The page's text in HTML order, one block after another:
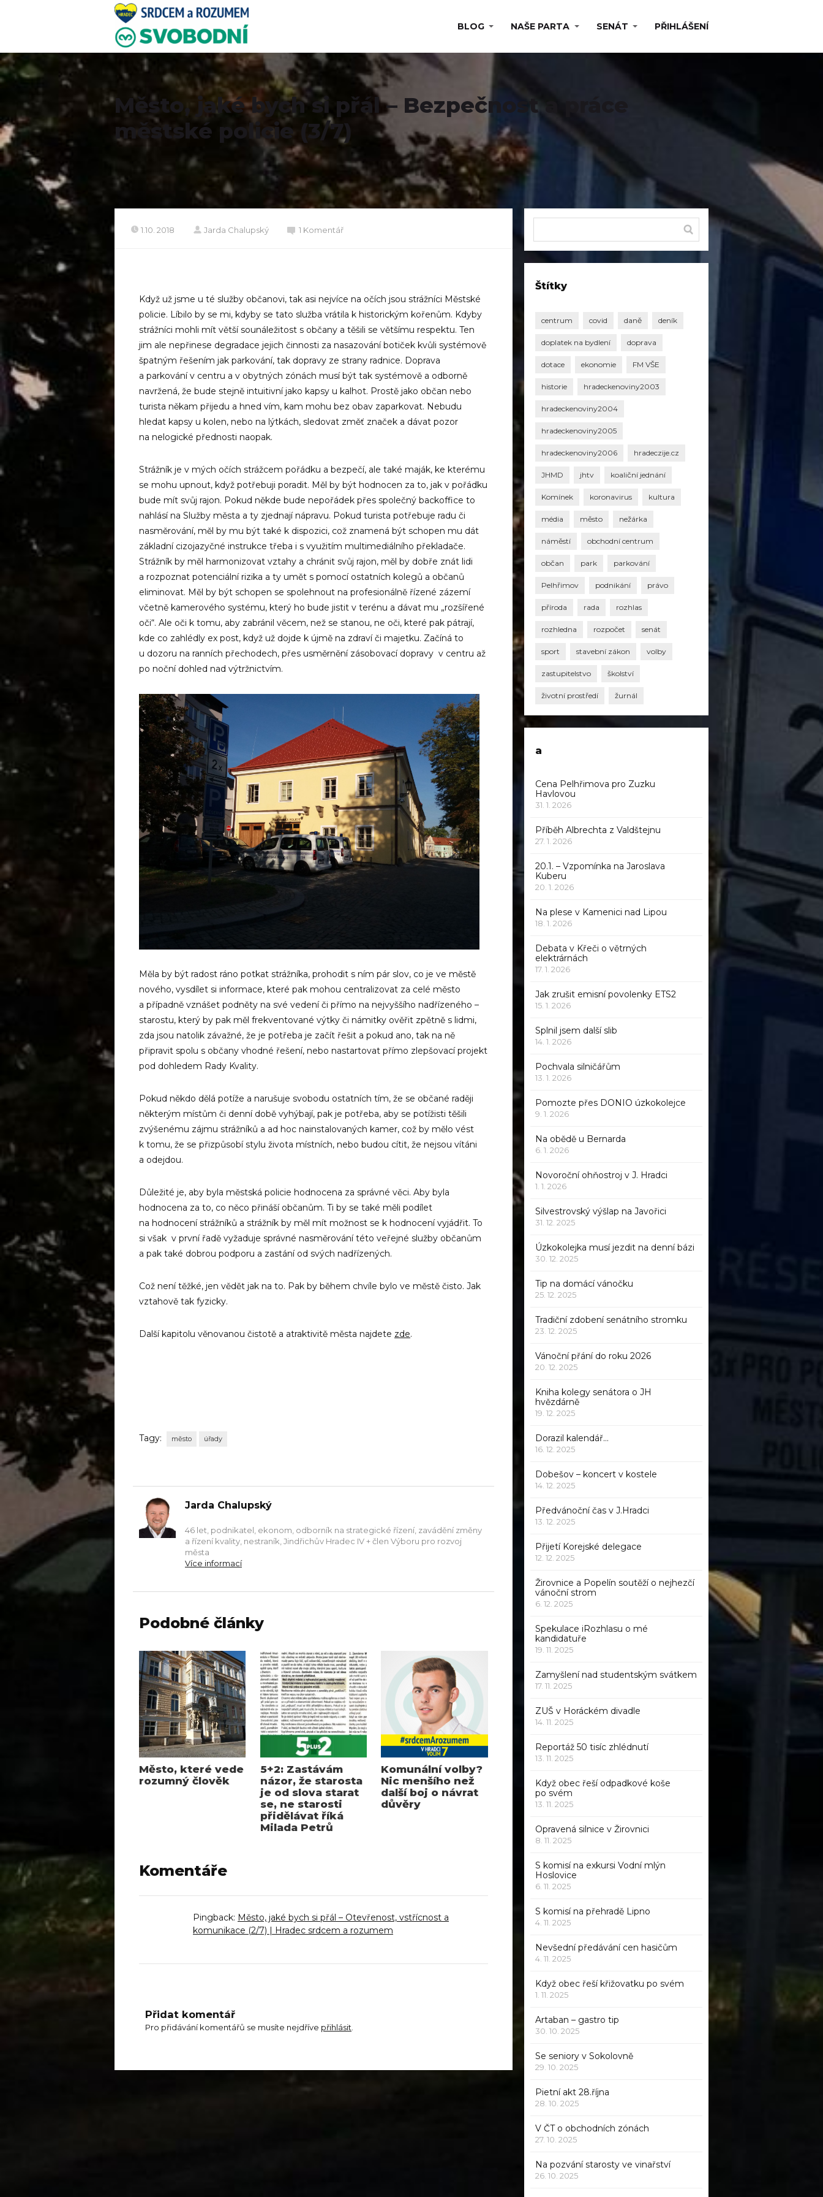
BLOG NAŠE PARTA SENÁT PŘIHLÁŠENÍ
Město, jaké bych si přál – Bezpečnost a práce
městské policie (3/7)
1.10. 2018 Jarda Chalupský 1 Komentář
Když už jsme u té služby občanovi, tak asi nejvíce na očích jsou strážníci Městské
policie. Líbilo by se mi, kdyby se tato služba vrátila k historickým kořenům. Kdyby
strážníci mohli mít větší sounáležitost s občany a těšili se většímu respektu. Ten
jim ale nepřinese degradace jejich činnosti za nasazování botiček kvůli systémově
špatným řešením jak parkování, tak dopravy ze strany radnice. Doprava
a parkování v centru a v obytných zónách musí být tak systémově a odborně
navržená, že bude stejně intuitivní jako kapsy u kalhot. Prostě jako občan nebo
turista někam přijedu a hned vím, kam mohu bez obav zaparkovat. Nebudu
hledat kapsy u kolen, nebo na lýtkách, sledovat změť značek a dávat pozor
na nelogické přednosti naopak.
Strážník je v mých očích strážcem pořádku a bezpečí, ale také maják, ke kterému
se mohu upnout, když potřebuji poradit. Měl by být hodnocen za to, jak v pořádku
bude mít svůj rajon. Pokud někde bude nepořádek přes společný backoffice to
nahlásí na Služby města a ty zjednají nápravu. Pokud turista potřebuje radu či
nasměrování, měl by mu být také k dispozici, což znamená být schopen mu dát
základní cizojazyčné instrukce třeba i s využitím multimediálního překladače.
Strážník by měl harmonizovat vztahy a chránit svůj rajon, měl by dobře znát lidi
a rozpoznat potenciální rizika a ty umět s pomocí ostatních kolegů a občanů
eliminovat. Měl by být schopen se spolehnout na profesionálně řízené zázemí
včetně kamerového systému, který ho bude jistit v terénu a dávat mu „rozšířené
oči“. Ale oči k tomu, aby zabránil věcem, než se stanou, ne oči, které pak pátrají,
kde co zahlédly ex post, když už dojde k újmě na zdraví či majetku. Začíná to
u dozoru na ranních přechodech, přes usměrnění zásobovací dopravy v centru až
po noční dohled nad výtržnictvím.
Měla by být radost ráno potkat strážníka, prohodit s ním pár slov, co je ve městě
nového, vysdílet si informace, které pak mohou centralizovat za celé město
a případně vznášet podněty na své vedení či přímo na nejvyššího nadřízeného –
starostu, který by pak měl frekventované výtky či námitky ověřit zpětně s lidmi,
zda jsou natolik závažné, že je potřeba je začít řešit a pokud ano, tak na ně
připravit spolu s občany vhodné řešení, nebo nastartovat přímo zlepšovací projekt
pod dohledem Rady Kvality.
Pokud někdo dělá potíže a narušuje svobodu ostatních tím, že se občané raději
některým místům či denní době vyhýbají, pak je potřeba, aby se potížisti těšili
zvýšenému zájmu strážníků a ad hoc nainstalovaných kamer, což by mělo vést
k tomu, že se přizpůsobí stylu života místních, nebo budou cítit, že nejsou vítáni
a odejdou.
Důležité je, aby byla městská policie hodnocena za správné věci. Aby byla
hodnocena za to, co něco přináší občanům. Ti by se také měli podílet
na hodnocení strážníků a strážník by měl mít možnost se k hodnocení vyjádřit. To
si však v první řadě vyžaduje správné nasměrování této veřejné služby občanům
a pak také dobrou podporu a zastání od svých nadřízených.
Což není těžké, jen vědět jak na to. Pak by během chvíle bylo ve městě čisto. Jak
vztahově tak fyzicky.
Další kapitolu věnovanou čistotě a atraktivitě města najdete zde.
Tagy: město úřady
Jarda Chalupský
46 let, podnikatel, ekonom, odborník na strategické řízení, zavádění změny
a řízení kvality, nestraník, Jindřichův Hradec IV + člen Výboru pro rozvoj
města
Více informací
Podobné články
Město, které vede
rozumný člověk
5+2: Zastávám
názor, že starosta
je od slova starat
se, ne starosti
přidělávat říká
Milada Petrů
Komunální volby?
Nic menšího než
další boj o návrat
důvěry
Komentáře
Pingback: Město, jaké bych si přál – Otevřenost, vstřícnost a
komunikace (2/7) | Hradec srdcem a rozumem
Přidat komentář
Pro přidávání komentářů se musíte nejdříve přihlásit
Štítky
centrum covid daně deník
doplatek na bydlení doprava
dotace ekonomie FM VŠE
historie hradeckenoviny2003
hradeckenoviny2004
hradeckenoviny2005
hradeckenoviny2006 hradeczije.cz
JHMD jhtv koaliční jednání
Komínek koronavirus kultura
média město nežárka
náměstí obchodní centrum
občan park parkování
Pelhřimov podnikání právo
příroda rada rozhlas
rozhledna rozpočet senát
sport stavební zákon volby
zastupitelstvo školství
životní prostředí žurnál
a
Cena Pelhřimova pro Zuzku
Havlovou
31. 1. 2026
Příběh Albrechta z Valdštejnu
27. 1. 2026
20.1. – Vzpomínka na Jaroslava
Kuberu
20. 1. 2026
Na plese v Kamenici nad Lipou
18. 1. 2026
Debata v Křeči o větrných
elektrárnách
17. 1. 2026
Jak zrušit emisní povolenky ETS2
15. 1. 2026
Splnil jsem další slib
14. 1. 2026
Pochvala silničářům
13. 1. 2026
Pomozte přes DONIO úzkokolejce
9. 1. 2026
Na obědě u Bernarda
6. 1. 2026
Novoroční ohňostroj v J. Hradci
1. 1. 2026
Silvestrovský výšlap na Javořici
31. 12. 2025
Úzkokolejka musí jezdit na denní bázi
30. 12. 2025
Tip na domácí vánočku
25. 12. 2025
Tradiční zdobení senátního stromku
23. 12. 2025
Vánoční přání do roku 2026
20. 12. 2025
Kniha kolegy senátora o JH
hvězdárně
19. 12. 2025
Dorazil kalendář…
16. 12. 2025
Dobešov – koncert v kostele
14. 12. 2025
Předvánoční čas v J.Hradci
13. 12. 2025
Přijetí Korejské delegace
12. 12. 2025
Žirovnice a Popelín soutěží o nejhezčí
vánoční strom
6. 12. 2025
Spekulace iRozhlasu o mé
kandidatuře
19. 11. 2025
Zamyšlení nad studentským svátkem
17. 11. 2025
ZUŠ v Horáckém divadle
14. 11. 2025
Reportáž 50 tisíc zhlédnutí
13. 11. 2025
Když obec řeší odpadkové koše
po svém
13. 11. 2025
Opravená silnice v Žirovnici
8. 11. 2025
S komisí na exkursi Vodní mlýn
Hoslovice
6. 11. 2025
S komisí na přehradě Lipno
4. 11. 2025
Nevšední předávání cen hasičům
4. 11. 2025
Když obec řeší křižovatku po svém
1. 11. 2025
Artaban – gastro tip
30. 10. 2025
Se seniory v Sokolovně
29. 10. 2025
Pietní akt 28.října
28. 10. 2025
V ČT o obchodních zónách
27. 10. 2025
Na pozvání starosty ve vinařství
26. 10. 2025